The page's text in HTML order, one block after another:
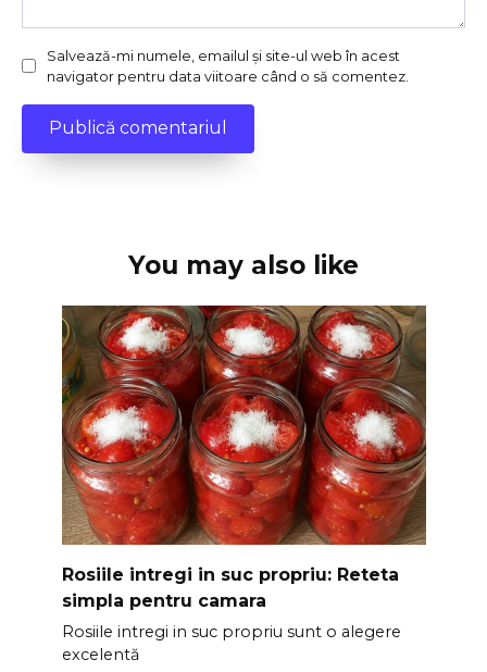
Salvează-mi numele, emailul și site-ul web în acest
navigator pentru data viitoare când o să comentez.
You may also like
Rosiile intregi in suc propriu: Reteta
simpla pentru camara
Rosiile intregi in suc propriu sunt o alegere
excelentă